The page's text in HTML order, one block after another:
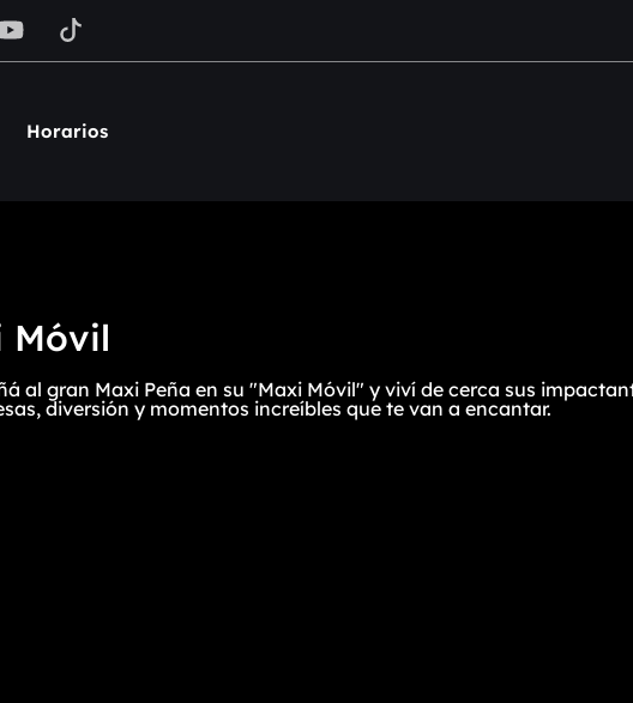
Horarios
Móvil
al gran Maxi Peña en su "Maxi Móvil" y viví de cerca sus
diversión y momentos increíbles que te van a encantar.